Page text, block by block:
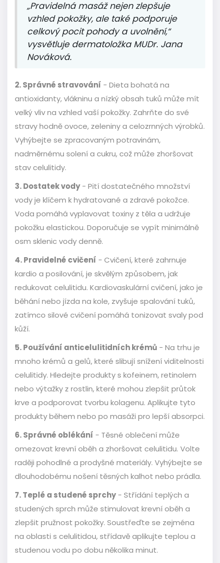
„Pravidelná masáž nejen zlepšuje
vzhled pokožky, ale také podporuje
celkový pocit pohody a uvolnění,“
vysvětluje dermatoložka MUDr. Jana
Nováková.
2. Správné stravování - Dieta bohatá na
antioxidanty, vlákninu a nízký obsah tuků může mít
velký vliv na vzhled vaší pokožky. Zahrňte do své
stravy hodně ovoce, zeleniny a celozrnných výrobků.
Vyhýbejte se zpracovaným potravinám,
nadměrnému solení a cukru, což může zhoršovat
stav celulitidy.
3. Dostatek vody- Pití dostatečného množství
vody je klíčem k hydratované a zdravé pokožce.
Voda pomáhá vyplavovat toxiny z těla a udržuje
pokožku elastickou. Doporučuje se vypít minimálně
osm sklenic vody denně.
4. Pravidelné cvičení - Cvičení, které zahrnuje
kardio a posilování, je skvělým způsobem, jak
redukovat celulitidu. Kardiovaskulární cvičení, jako je
běhání nebo jízda na kole, zvyšuje spalování tuků,
zatímco silové cvičení pomáhá tonizovat svaly pod
kůží.
5. Používání anticelulitidních krémů - Na trhu je
mnoho krémů a gelů, které slibují snížení viditelnosti
celulitidy. Hledejte produkty s kofeinem, retinolem
nebo výtažky z rostlin, které mohou zlepšit průtok
krve a podporovat tvorbu kolagenu. Aplikujte tyto
produkty během nebo po masáži pro lepší absorpci.
6. Správné oblékání - Těsné oblečení může
omezovat krevní oběh a zhoršovat celulitidu. Volte
raději pohodlné a prodyšné materiály. Vyhýbejte se
dlouhodobému nošení těsných kalhot nebo prádla.
7. Teplé a studené sprchy- Střídání teplých a
studených sprch může stimulovat krevní oběh a
zlepšit pružnost pokožky. Soustřeďte se zejména
na oblasti s celulitidou, střídavě aplikujte teplou a
studenou vodu po dobu několika minut.